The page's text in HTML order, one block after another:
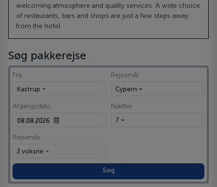
welcoming atmosphere and quality services. A wide choice
of restaurants, bars and shops are just a few steps away
from the hotel.
Søg pakkerejse
Fra
Kastrup
Rejsemål
Cypern
Afgangsdato Nætter
7
Rejsende
2 voksne
Søg